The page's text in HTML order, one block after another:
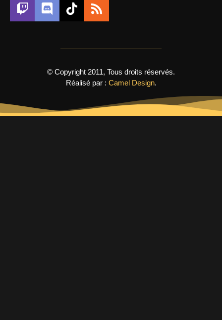
© Copyright 2011, Tous droits réservés.
Réalisé par : Camel Design.